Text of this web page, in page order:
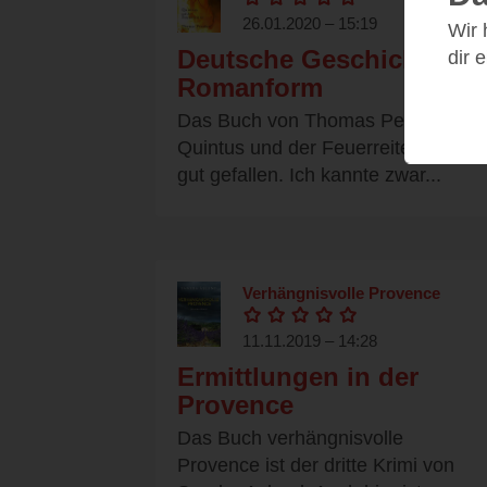
26.01.2020 – 15:19
Deutsche Geschichte in
Romanform
Das Buch von Thomas Persdorf
Quintus und der Feuerreiter hat mir
gut gefallen. Ich kannte zwar...
Verhängnisvolle Provence
11.11.2019 – 14:28
Ermittlungen in der
Provence
Das Buch verhängnisvolle
Provence ist der dritte Krimi von
Wir
dir